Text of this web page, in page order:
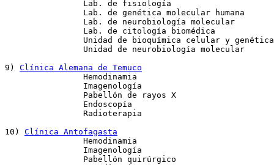
9) Clínica Alemana de Temuco
10) Clínica Antofagasta